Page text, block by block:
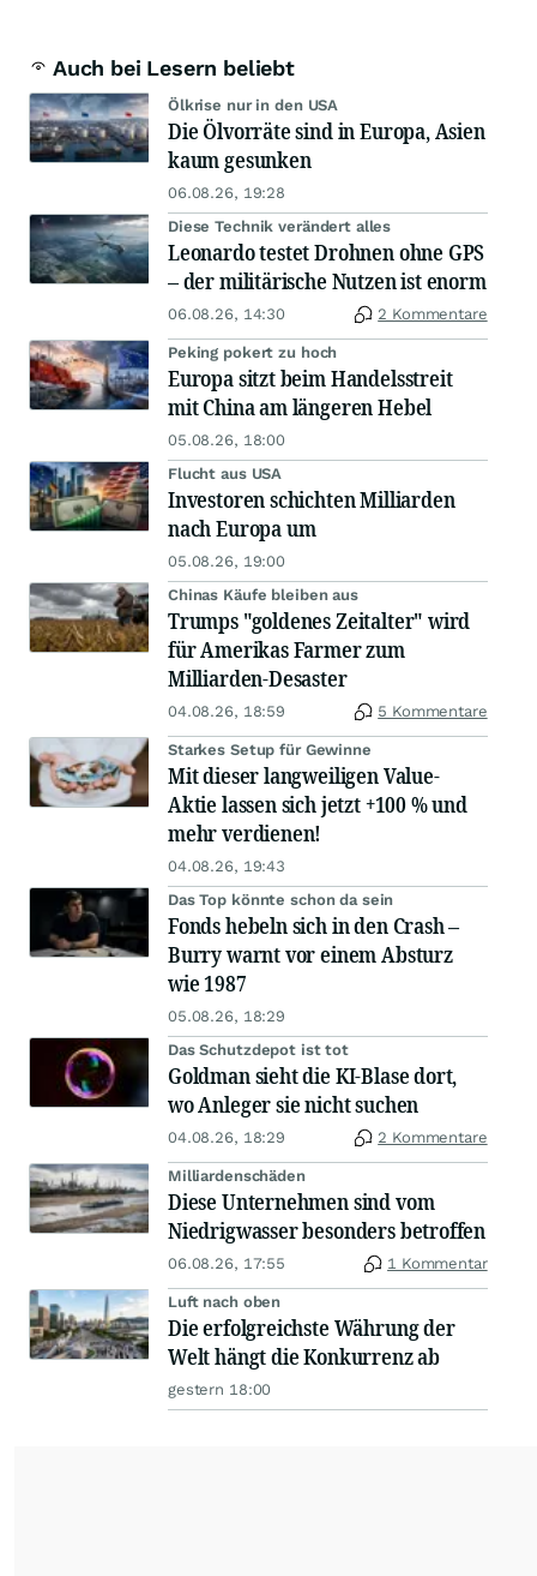
Auch bei Lesern beliebt
Ölkrise nur in den USA
Die Ölvorräte sind in Europa, Asien
kaum gesunken
06.08.26, 19:28
Diese Technik verändert alles
Leonardo testet Drohnen ohne GPS
– der militärische Nutzen ist enorm
06.08.26, 14:30 2 Kommentare
Peking pokert zu hoch
Europa sitzt beim Handelsstreit
mit China am längeren Hebel
05.08.26, 18:00
Flucht aus USA
Investoren schichten Milliarden
nach Europa um
05.08.26, 19:00
Chinas Käufe bleiben aus
Trumps "goldenes Zeitalter" wird
für Amerikas Farmer zum
Milliarden-Desaster
04.08.26, 18:59 5 Kommentare
Starkes Setup für Gewinne
Mit dieser langweiligen Value-
Aktie lassen sich jetzt +100 % und
mehr verdienen!
04.08.26, 19:43
Das Top könnte schon da sein
Fonds hebeln sich in den Crash –
Burry warnt vor einem Absturz
wie 1987
05.08.26, 18:29
Das Schutzdepot ist tot
Goldman sieht die KI-Blase dort,
wo Anleger sie nicht suchen
04.08.26, 18:29 2 Kommentare
Milliardenschäden
Diese Unternehmen sind vom
Niedrigwasser besonders betroffen
06.08.26, 17:55 1 Kommentar
Luft nach oben
Die erfolgreichste Währung der
Welt hängt die Konkurrenz ab
gestern 18:00